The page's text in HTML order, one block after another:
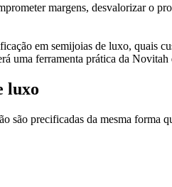
margens, desvalorizar o
em semijoias de luxo, quais
uma ferramenta prática da
luxo
são precificadas da mesma